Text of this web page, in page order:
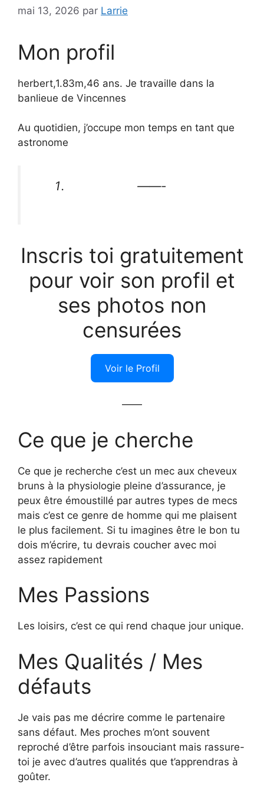
mai 13, 2026 par Larrie
Mon profil
herbert,1.83m,46 ans. Je travaille dans la
banlieue de Vincennes
Au quotidien, j’occupe mon temps en tant que
astronome
——-
Inscris toi gratuitement
pour voir son profil et
ses photos non
censurées
Voir le Profil
——
Ce que je cherche
Ce que je recherche c’est un mec aux cheveux
bruns à la physiologie pleine d’assurance, je
peux être émoustillé par autres types de mecs
mais c’est ce genre de homme qui me plaisent
le plus facilement. Si tu imagines être le bon tu
dois m’écrire, tu devrais coucher avec moi
assez rapidement
Mes Passions
Les loisirs, c’est ce qui rend chaque jour unique.
Mes Qualités / Mes
défauts
Je vais pas me décrire comme le partenaire
sans défaut. Mes proches m’ont souvent
reproché d’être parfois insouciant mais rassure-
toi je avec d’autres qualités que t’apprendras à
goûter.